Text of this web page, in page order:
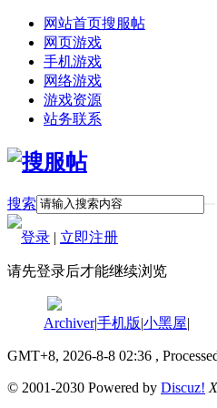
网站首页搜服帖
网页游戏
手机游戏
网络游戏
游戏资源
站务联系
搜索
登录 | 立即注册
请先登录后才能继续浏览
Archiver|手机版|小黑屋|
GMT+8, 2026-8-8 02:36 ,
© 2001-2030 Powered by Discuz!